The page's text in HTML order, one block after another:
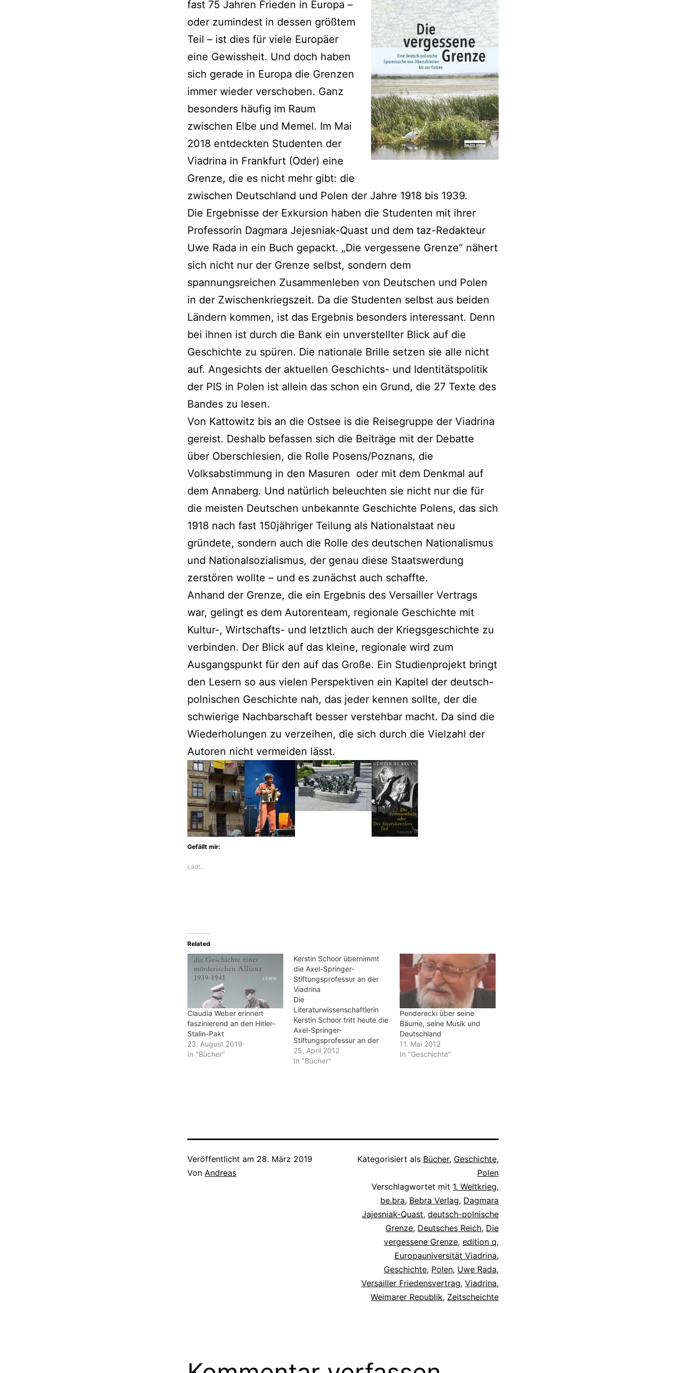
fast 75 Jahren Frieden in Europa –
oder zumindest in dessen größtem
Teil – ist dies für viele Europäer
eine Gewissheit. Und doch haben
sich gerade in Europa die Grenzen
immer wieder verschoben. Ganz
besonders häufig im Raum
zwischen Elbe und Memel. Im Mai
2018 entdeckten Studenten der
Viadrina in Frankfurt (Oder) eine
Grenze, die es nicht mehr gibt: die
zwischen Deutschland und Polen der Jahre 1918 bis 1939.
Die Ergebnisse der Exkursion haben die Studenten mit ihrer
Professorin Dagmara Jejesniak-Quast und dem taz-Redakteur
Uwe Rada in ein Buch gepackt. „Die vergessene Grenze“ nähert
sich nicht nur der Grenze selbst, sondern dem
spannungsreichen Zusammenleben von Deutschen und Polen
in der Zwischenkriegszeit. Da die Studenten selbst aus beiden
Ländern kommen, ist das Ergebnis besonders interessant. Denn
bei ihnen ist durch die Bank ein unverstellter Blick auf die
Geschichte zu spüren. Die nationale Brille setzen sie alle nicht
auf. Angesichts der aktuellen Geschichts- und Identitätspolitik
der PIS in Polen ist allein das schon ein Grund, die 27 Texte des
Bandes zu lesen.
Von Kattowitz bis an die Ostsee is die Reisegruppe der Viadrina
gereist. Deshalb befassen sich die Beiträge mit der Debatte
über Oberschlesien, die Rolle Posens/Poznans, die
Volksabstimmung in den Masuren oder mit dem Denkmal auf
dem Annaberg. Und natürlich beleuchten sie nicht nur die für
die meisten Deutschen unbekannte Geschichte Polens, das sich
1918 nach fast 150jähriger Teilung als Nationalstaat neu
gründete, sondern auch die Rolle des deutschen Nationalismus
und Nationalsozialismus, der genau diese Staatswerdung
zerstören wollte – und es zunächst auch schaffte.
Anhand der Grenze, die ein Ergebnis des Versailler Vertrags
war, gelingt es dem Autorenteam, regionale Geschichte mit
Kultur-, Wirtschafts- und letztlich auch der Kriegsgeschichte zu
verbinden. Der Blick auf das kleine, regionale wird zum
Ausgangspunkt für den auf das Große. Ein Studienprojekt bringt
den Lesern so aus vielen Perspektiven ein Kapitel der deutsch-
polnischen Geschichte nah, das jeder kennen sollte, der die
schwierige Nachbarschaft besser verstehbar macht. Da sind die
Wiederholungen zu verzeihen, die sich durch die Vielzahl der
Autoren nicht vermeiden lässt.
Gefällt mir:
Lädt…
Related
Claudia Weber erinnert
faszinierend an den Hitler-
Stalin-Pakt
23. August 2019
In "Bücher"
Kerstin Schoor übernimmt
die Axel-Springer-
Stiftungsprofessur an der
Viadrina
Die
Literaturwissenschaftlerin
Kerstin Schoor tritt heute die
Axel-Springer-
Stiftungsprofessur an der
Viadrina in Frankfurt (Oder)
an. Auf Antenne
es damit auf sich? Friede
gestorbenen Verlegers…
25. April 2012
In "Bücher"
Penderecki über seine
Bäume, seine Musik und
Deutschland
11. Mai 2012
In "Geschichte"
Veröffentlicht am 28. März 2019
Von Andreas
Kategorisiert als Bücher, Geschichte,
Polen
Verschlagwortet mit 1. Weltkrieg,
be.bra, Bebra Verlag, Dagmara
Jajesniak-Quast, deutsch-polnische
Grenze, Deutsches Reich, Die
vergessene Grenze, edition q,
Europauniversität Viadrina,
Geschichte, Polen, Uwe Rada,
Versailler Friedensvertrag, Viadrina,
Weimarer Republik, Zeitscheichte